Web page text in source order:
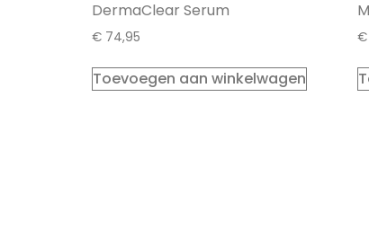
DermaClear Serum
€ 74,95
Toevoegen aan winkelwagen
€